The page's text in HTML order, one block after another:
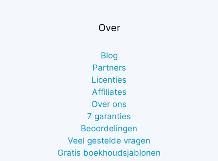
Over
Blog
Partners
Licenties
Affiliates
Over ons
7 garanties
Beoordelingen
Veel gestelde vragen
Gratis boekhoudsjablonen